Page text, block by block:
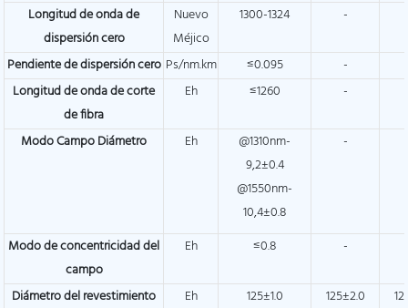
Longitud de onda de
dispersión cero
Nuevo
Méjico
1300-1324 -
Pendiente de dispersión cero Ps/nm.km ≤0.095
-
Longitud de onda de corte
de fibra
Eh ≤1260 -
Modo Campo Diámetro Eh
@1310nm-
9,2±0.4
@1550nm-
10,4±0.8
-
Modo de concentricidad del
campo
Eh ≤0.8 -
Diámetro del revestimiento Eh 125±1.0 125±2.0